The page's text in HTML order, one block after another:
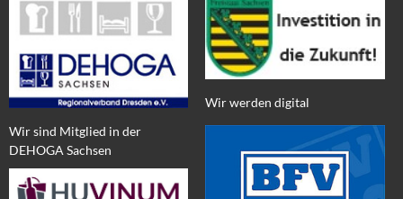
Wir sind Mitglied in der
DEHOGA Sachsen
Wir werden digital